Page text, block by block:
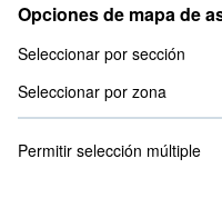
Opciones de mapa de
Seleccionar por sección
Seleccionar por zona
Permitir selección múltiple